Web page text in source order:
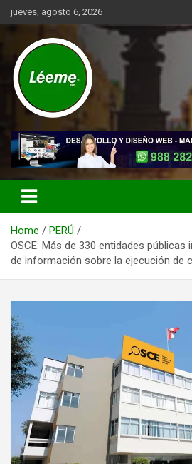
Skip
to
jueves, agosto 6, 2026
Léeme.pe
Noticias de actualidad del mundo
negocios a nivel de Lima
de alcance nacional.
Home
PERÚ
OSCE: Más de 330 entidades
de información sobre la ejecución de